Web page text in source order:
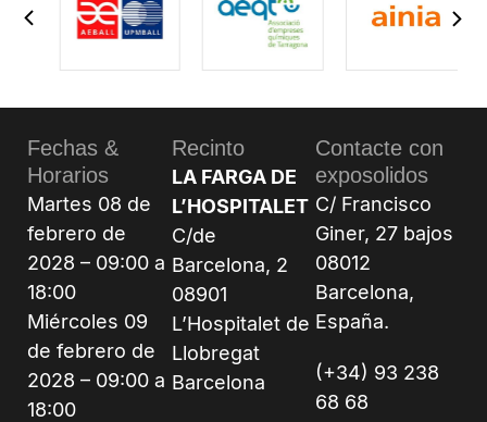
Fechas &
Horarios
Martes 08 de
febrero de
2028 – 09:00 a
18:00
Miércoles 09
de febrero de
2028 – 09:00 a
18:00
Recinto
LA FARGA DE
L’HOSPITALET
C/de
Barcelona, 2
08901
L’Hospitalet de
Llobregat
Barcelona
Contacte con
exposolidos
C/ Francisco
Giner, 27 bajos
08012
Barcelona,
España.
(+34) 93 238
68 68